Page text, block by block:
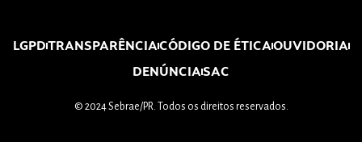
LGPDTRANSPARÊNCIACÓDIGO DE ÉTICAOUVIDORIA
DENÚNCIASAC
© 2024 Sebrae/PR. Todos os direitos reservados.